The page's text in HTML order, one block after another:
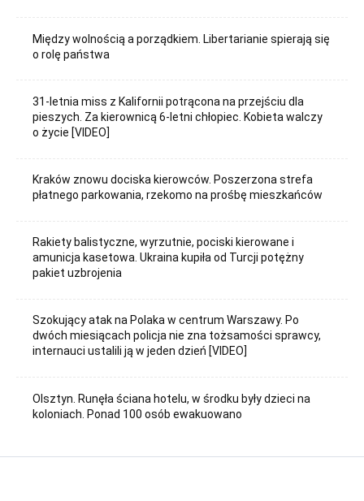
Między wolnością a porządkiem. Libertarianie spierają się
o rolę państwa
31-letnia miss z Kalifornii potrącona na przejściu dla
pieszych. Za kierownicą 6-letni chłopiec. Kobieta walczy
o życie [VIDEO]
Kraków znowu dociska kierowców. Poszerzona strefa
płatnego parkowania, rzekomo na prośbę mieszkańców
Rakiety balistyczne, wyrzutnie, pociski kierowane i
amunicja kasetowa. Ukraina kupiła od Turcji potężny
pakiet uzbrojenia
Szokujący atak na Polaka w centrum Warszawy. Po
dwóch miesiącach policja nie zna tożsamości sprawcy,
internauci ustalili ją w jeden dzień [VIDEO]
Olsztyn. Runęła ściana hotelu, w środku były dzieci na
koloniach. Ponad 100 osób ewakuowano